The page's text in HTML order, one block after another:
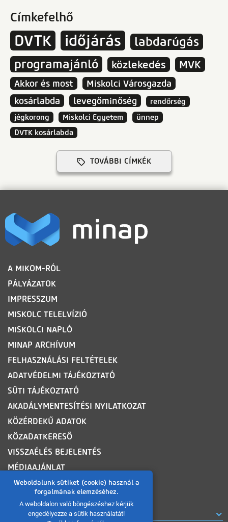
Weboldalunk sütiket (cookie) használ a
forgalmának elemzéséhez.
A weboldalon való böngészéshez kérjük
engedélyezze a sütik használatát!
Címkefelhő
DVTK időjárás
labdarúgás
programajánló
közlekedés MVK
Akkor és most
Miskolci Városgazda
kosárlabda
levegőminőség
rendőrség
jégkorong
Miskolci Egyetem
ünnep
DVTK kosárlabda
TOVÁBBI CÍMKÉK
LÁBLÉC
A MIKOM-RÓL
PÁLYÁZATOK
IMPRESSZUM
MISKOLC TELELVÍZIÓ
MISKOLCI NAPLÓ
MINAP ARCHÍVUM
FELHASZNÁLÁSI FELTÉTELEK
ADATVÉDELMI TÁJÉKOZTATÓ
SÜTI TÁJÉKOZTATÓ
AKADÁLYMENTESÍTÉSI NYILATKOZAT
KÖZÉRDEKŰ ADATOK
KÖZADATKERESŐ
VISSZAÉLÉS BEJELENTÉS
MÉDIAAJÁNLAT
OLDALTÉRKÉP
ROVATOK